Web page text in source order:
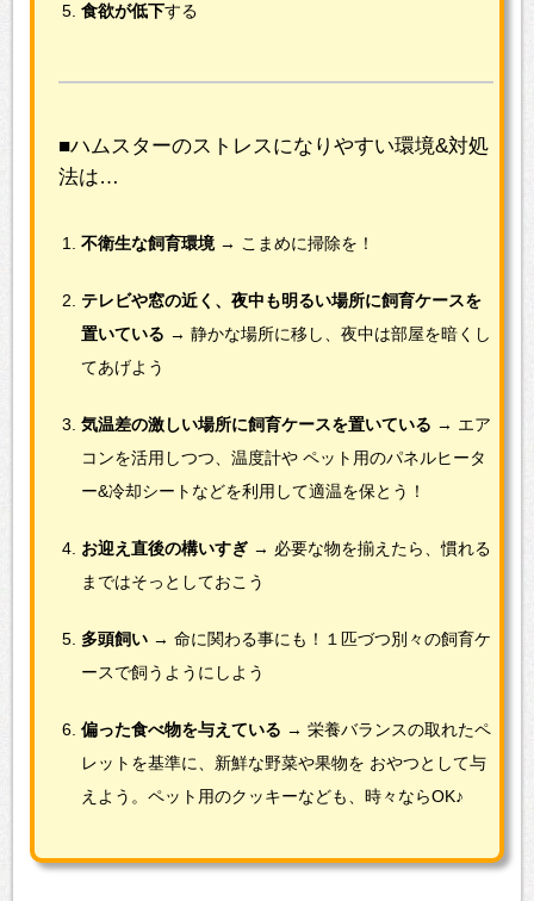
食欲が低下する
■ハムスターのストレスになりやすい環境&対処
法は…
不衛生な飼育環境→ こまめに掃除を！
テレビや窓の近く、夜中も明るい場所に飼育ケースを
置いている → 静かな場所に移し、夜中は部屋を暗くし
てあげよう
気温差の激しい場所に飼育ケースを置いている → エア
コンを活用しつつ、温度計やペット用のパネルヒータ
ー&冷却シートなどを利用して適温を保とう！
お迎え直後の構いすぎ→ 必要な物を揃えたら、慣れる
まではそっとしておこう
多頭飼い→ 命に関わる事にも！１匹づつ別々の飼育ケ
ースで飼うようにしよう
偏った食べ物を与えている → 栄養バランスの取れたペ
レットを基準に、新鮮な野菜や果物を おやつとして与
えよう。ペット用のクッキーなども、時々ならOK♪